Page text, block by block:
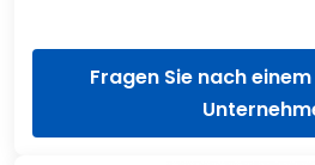
Fragen Sie nach